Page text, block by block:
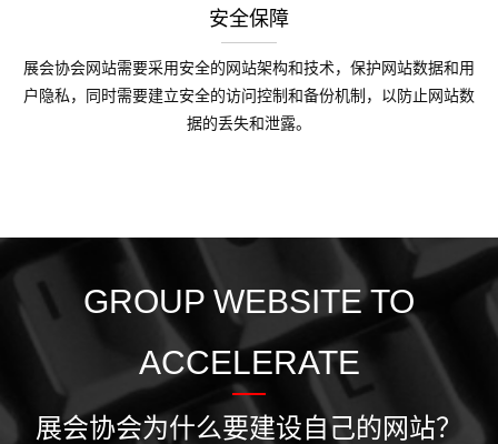
安全保障
展会协会网站需要采用安全的网站架构和技术，保护网站数据和用
户隐私，同时需要建立安全的访问控制和备份机制，以防止网站数
据的丢失和泄露。
GROUP WEBSITE TO
ACCELERATE
展会协会为什么要建设自己的网站？